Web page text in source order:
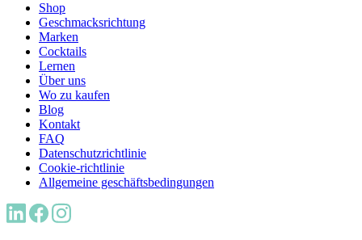
Shop
Geschmacksrichtung
Marken
Cocktails
Lernen
Über uns
Wo zu kaufen
Blog
Kontakt
FAQ
Datenschutzrichtlinie
Cookie-richtlinie
Allgemeine geschäftsbedingungen